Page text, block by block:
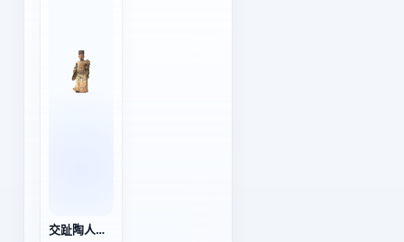
交趾陶人物塑像：“加官晋禄”中的“加官”形象